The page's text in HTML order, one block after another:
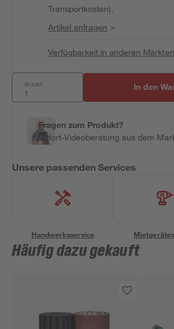
Transportkosten).
Artikel anfragen >
Verfügbarkeit in anderen Märkten
Anzahl: In den
Fragen zum Produkt?
Sofort-Videoberatung aus dem
Unsere passenden Services
Handwerksservice
Häufig dazu gekauft